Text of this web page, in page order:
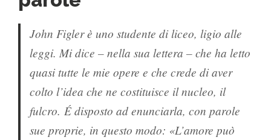
John Figler è uno studente di liceo, ligio alle
leggi. Mi dice – nella sua lettera – che ha letto
quasi tutte le mie opere e che crede di aver
colto l’idea che ne costituisce il nucleo, il
fulcro. É disposto ad enunciarla, con parole
sue proprie, in questo modo: «L’amore può